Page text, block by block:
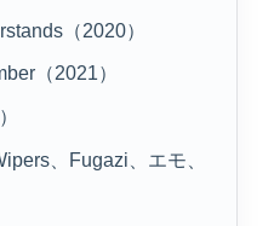
（2020）
（2021）
、Fugazi、エモ、